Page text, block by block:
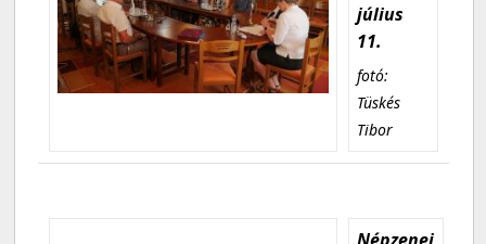
július
11.
fotó:
Tüskés
Tibor